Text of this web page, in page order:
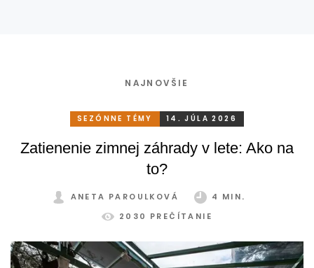
NAJNOVŠIE
SEZÓNNE TÉMY 14. JÚLA 2026
Zatienenie zimnej záhrady v lete: Ako na
to?
ANETA PAROULKOVÁ
4 MIN.
2030 PREČÍTANIE